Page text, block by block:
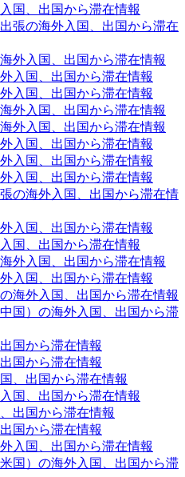
国、出国から滞在情報
張の海外入国、出国から滞在
外入国、出国から滞在情報
入国、出国から滞在情報
入国、出国から滞在情報
外入国、出国から滞在情報
外入国、出国から滞在情報
入国、出国から滞在情報
入国、出国から滞在情報
入国、出国から滞在情報
の海外入国、出国から滞在情
入国、出国から滞在情報
国、出国から滞在情報
外入国、出国から滞在情報
入国、出国から滞在情報
海外入国、出国から滞在情報
国）の海外入国、出国から滞
国から滞在情報
国から滞在情報
、出国から滞在情報
国、出国から滞在情報
出国から滞在情報
国から滞在情報
入国、出国から滞在情報
国）の海外入国、出国から滞